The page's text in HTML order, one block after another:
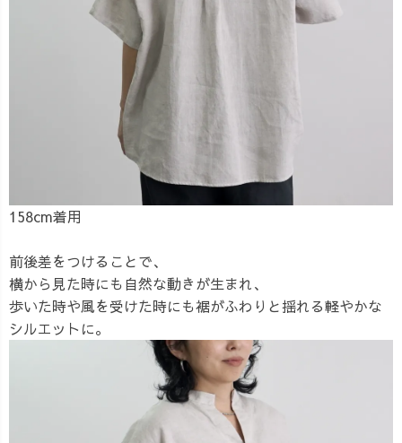
158cm着用
前後差をつけることで、
横から見た時にも自然な動きが生まれ、
歩いた時や風を受けた時にも裾がふわりと揺れる軽やかな
シルエットに。